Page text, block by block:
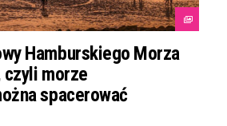
Hamburskiego Morza
morze
spacerować